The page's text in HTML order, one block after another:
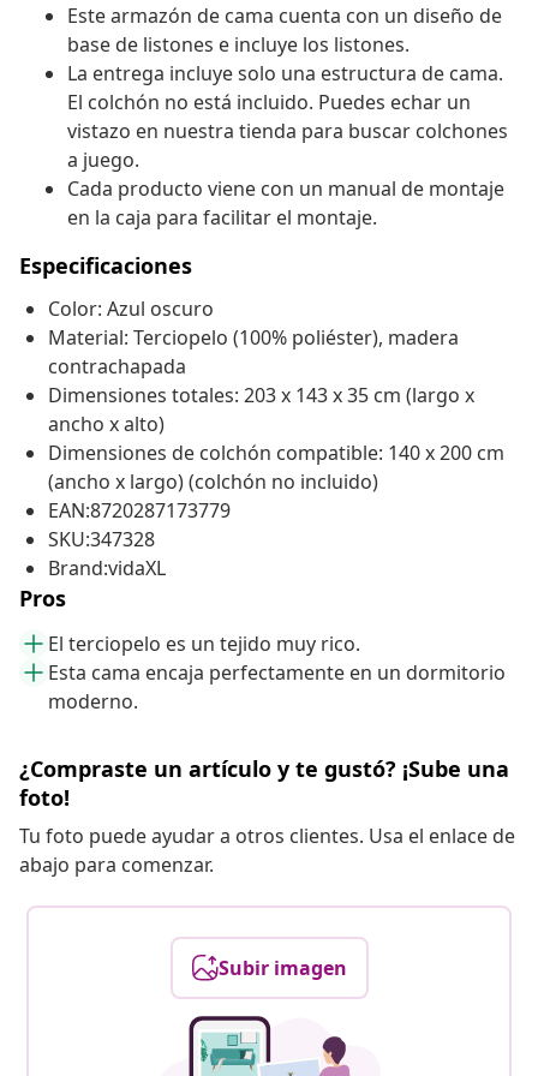
Este armazón de cama cuenta con un diseño de
base de listones e incluye los listones.
La entrega incluye solo una estructura de cama.
El colchón no está incluido. Puedes echar un
vistazo en nuestra tienda para buscar colchones
a juego.
Cada producto viene con un manual de montaje
en la caja para facilitar el montaje.
Especificaciones
Color: Azul oscuro
Material: Terciopelo (100% poliéster), madera
contrachapada
Dimensiones totales: 203 x 143 x 35 cm (largo x
ancho x alto)
Dimensiones de colchón compatible: 140 x 200 cm
(ancho x largo) (colchón no incluido)
EAN:8720287173779
SKU:347328
Brand:vidaXL
Pros
El terciopelo es un tejido muy rico.
Esta cama encaja perfectamente en un dormitorio
moderno.
¿Compraste un artículo y te gustó? ¡Sube una
foto!
Tu foto puede ayudar a otros clientes. Usa el enlace de
abajo para comenzar.
Subir imagen